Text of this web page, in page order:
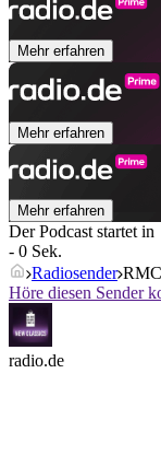
Mehr erfahren
Mehr erfahren
Mehr erfahren
Der Podcast startet in
- 0 Sek.
Radiosender
Höre diesen Sender
radio.de